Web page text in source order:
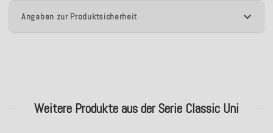
Angaben zur Produktsicherheit
Weitere Produkte aus der Serie Classic Uni